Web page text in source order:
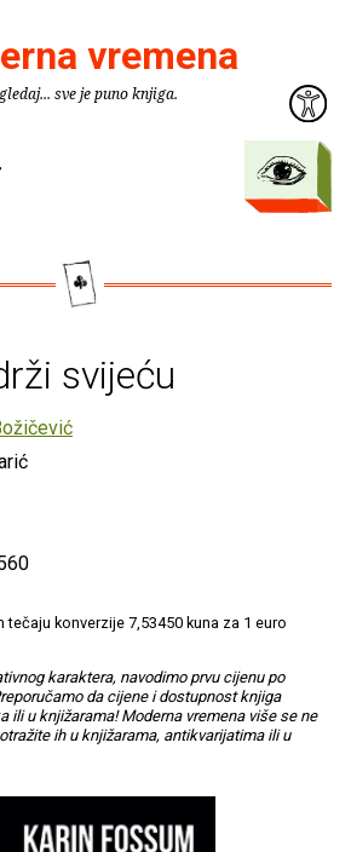
vremena
sve je puno knjiga.
svijeću
konverzije 7,53450 kuna za 1 euro
karaktera, navodimo prvu cijenu po
da cijene i dostupnost knjiga
ili u knjižarama! Moderna vremena više se ne
ih u knjižarama, antikvarijatima ili u